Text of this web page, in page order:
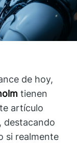
de hoy,
tienen
artículo
, destacando
si realmente